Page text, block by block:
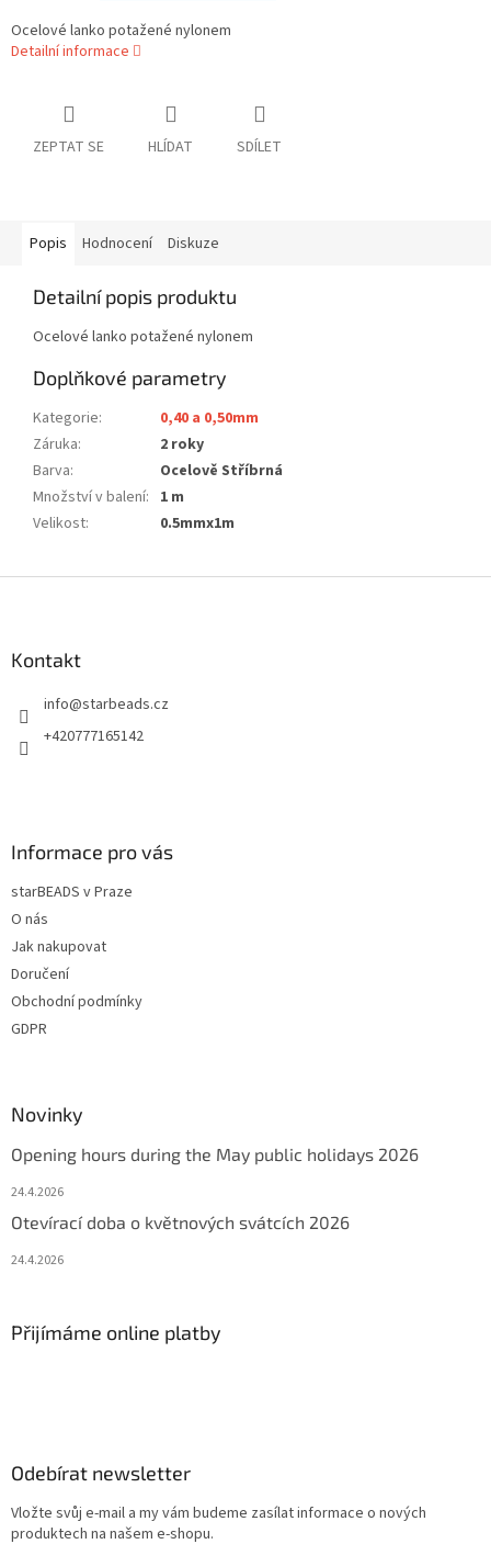
Ocelové lanko potažené nylonem
Detailní informace
ZEPTAT SE HLÍDAT SDÍLET
Popis Hodnocení Diskuze
Detailní popis produktu
Ocelové lanko potažené nylonem
Doplňkové parametry
Kategorie:
0,40 a 0,50mm
Záruka:
2 roky
Barva:
Ocelově Stříbrná
Množství v balení: 1 m
Velikost: 0.5mmx1m
Kontakt
info@starbeads.cz
+420777165142
Informace pro vás
starBEADS v Praze
O nás
Jak nakupovat
Doručení
Obchodní podmínky
GDPR
Novinky
Opening hours during the May public holidays 2026
24.4.2026
Otevírací doba o květnových svátcích 2026
24.4.2026
Přijímáme online platby
Odebírat newsletter
Vložte svůj e-mail a my vám budeme zasílat informace o nových
produktech na našem e-shopu.